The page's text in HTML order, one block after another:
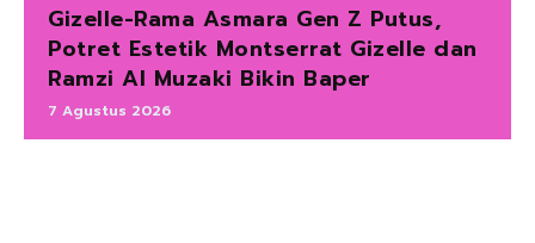
Gizelle-Rama Asmara Gen Z Putus,
Potret Estetik Montserrat Gizelle dan
Ramzi Al Muzaki Bikin Baper
7 Agustus 2026